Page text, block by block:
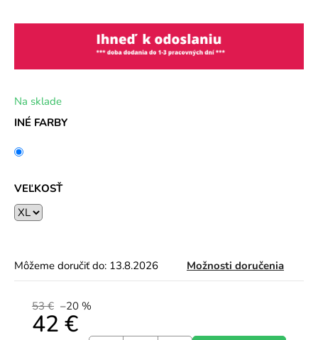
INÉ FARBY
VEĽKOSŤ
Môžeme doručiť do: 13.8.2026 Možnosti doručenia
Na sklade
53 € –20 %
42 €